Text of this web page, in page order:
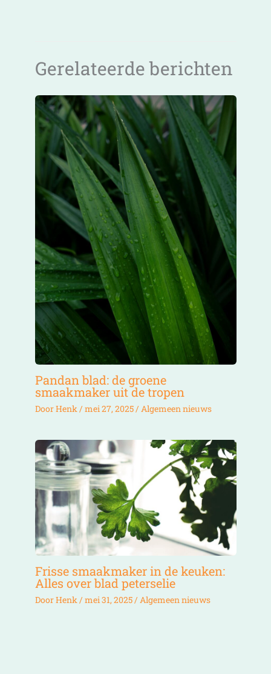
Gerelateerde berichten
Pandan blad: de groene
smaakmaker uit de tropen
DoorHenk/ mei 27, 2025/ Algemeen nieuws
Frisse smaakmaker in de keuken:
Alles over blad peterselie
DoorHenk/ mei 31, 2025/ Algemeen nieuws